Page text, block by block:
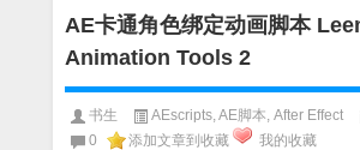
AE卡通角色绑定动画脚本
Animation Tools 2
书生 AEscripts AE脚本 After Effect
0
添加文章到收藏 我的收藏